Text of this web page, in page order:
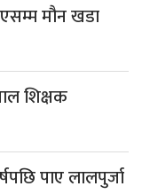
मौन खडा
शिक्षक
पाए लालपुर्जा